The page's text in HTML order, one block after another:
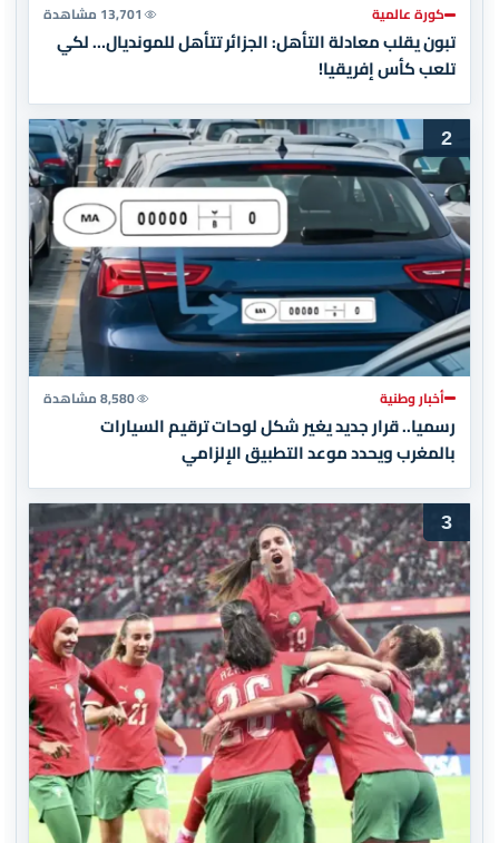
كورة عالمية 13,701 مشاهدة
تبون يقلب معادلة التأهل: الجزائر تتأهل للمونديال… لكي
تلعب كأس إفريقيا!
2
أخبار وطنية 8,580 مشاهدة
رسميا.. قرار جديد يغير شكل لوحات ترقيم السيارات
بالمغرب ويحدد موعد التطبيق الإلزامي
3